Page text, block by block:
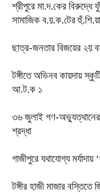
শ্রীপুরে মা.দ.কের বিরুদ্ধে
সামাজিক ব.য়.ক.টের
ছাত্র-জনতার বিজয়ের ২য়
টঙ্গীতে অভিনব কায়দায়
আ.ট.ক ১
৩৬ জুলাই গণ-অভ্যুত্থানের
শ্রদ্ধা
গাজীপুরে যথাযোগ্য
টঙ্গীর হাজী মাজার